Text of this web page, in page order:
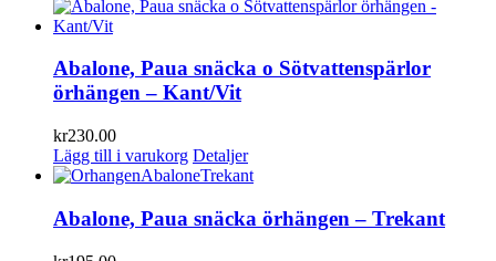
Abalone, Paua snäcka o Sötvattenspärlor
örhängen – Kant/Vit
kr230.00
Lägg till i varukorg Detaljer
Abalone, Paua snäcka örhängen – Trekant